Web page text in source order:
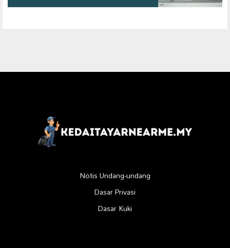
Notis Undang-undang
Dasar Privasi
Dasar Kuki